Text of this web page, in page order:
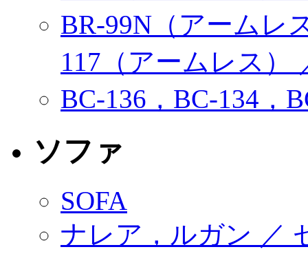
BR-99N（アームレ
117（アームレス）
BC-136，BC-134，
ソファ
SOFA
ナレア，ルガン ／